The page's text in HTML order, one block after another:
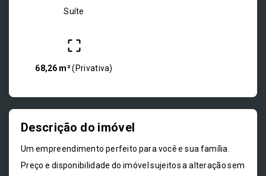
Suíte
68,26 m²( Privativa)
Descrição do imóvel
Um empreendimento perfeito para você e sua família.
Preço e disponibilidade do imóvel sujeitos a alteração sem